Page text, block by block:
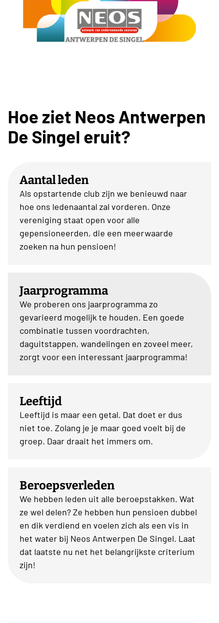
Hoe ziet Neos Antwerpen
De Singel eruit?
Aantal leden
Als opstartende club zijn we benieuwd naar
hoe ons ledenaantal zal vorderen. Onze
vereniging staat open voor alle
gepensioneerden, die een meerwaarde
zoeken na hun pensioen!
Jaarprogramma
We proberen ons jaarprogramma zo
gevarieerd mogelijk te houden. Een goede
combinatie tussen voordrachten,
daguitstappen, wandelingen en zoveel meer,
zorgt voor een interessant jaarprogramma!
Leeftijd
Leeftijd is maar een getal. Dat doet er dus
niet toe. Zolang je je maar goed voelt bij de
groep. Daar draait het immers om.
Beroepsverleden
We hebben leden uit alle beroepstakken. Wat
ze wel delen? Ze hebben hun pensioen dubbel
en dik verdiend en voelen zich als een vis in
het water bij Neos Antwerpen De Singel. Laat
dat laatste nu net het belangrijkste criterium
zijn!